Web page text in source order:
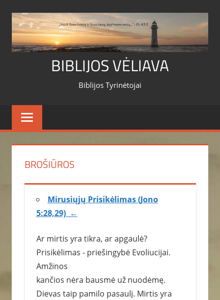
content
BIBLIJOS VĖLIAVA
Biblijos Tyrinėtojai
BROŠIŪROS
Mirusiųjų Prisikėlimas (Jono
5:28,29) ←
Ar mirtis yra tikra, ar apgaulė?
Prisikėlimas - priešingybė Evoliucijai.
Amžinos
kančios nėra bausmė už nuodėmę.
Dievas taip pamilo pasaulį. Mirtis yra